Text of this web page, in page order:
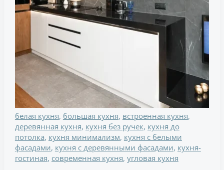
белая кухня, большая кухня, встроенная кухня,
деревянная кухня, кухня без ручек, кухня до
потолка, кухня минимализм, кухня с белыми
фасадами, кухня с деревянными фасадами, кухня-
гостиная, современная кухня, угловая кухня